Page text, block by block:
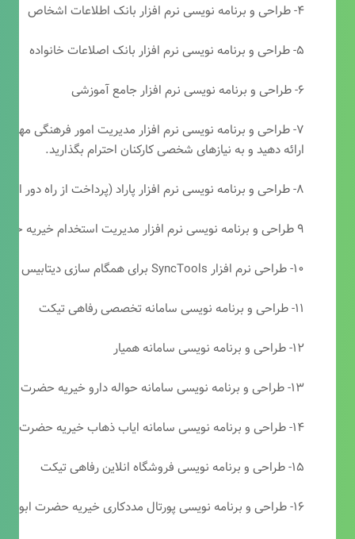
۴- طراحی و برنامه نویسی نرم افزار بانک اطلاعات اشخاص
۵- طراحی و برنامه نویسی نرم افزار بانک اصلاعات خانواده
۶- طراحی و برنامه نویسی نرم افزار جامع آموزشی
۷- طراحی و برنامه نویسی نرم افزار مدیریت امور فرهنگی
ارائه دهید و به نیازهای شخصی کارکنان احترام بگذارید.
۸- طراحی و برنامه نویسی نرم افزار پاراد (پرداخت از راه دور انجمن مددکاری امام زمان(عج))
۹ طراحی و برنامه نویسی نرم افزار مدیریت استخدام خیریه حضرت ابوالفضل (ع)
۱۰- طراحی نرم افزار SyncTools برای همگام سازی دیتابیس های SQL Server
۱۱- طراحی و برنامه نویسی سامانه تخصصی رفاهی تیکت
۱۲- طراحی و برنامه نویسی سامانه همیار
۱۳- طراحی و برنامه نویسی سامانه حواله دارو خیریه حضرت ابوالفضل (ع)
۱۴- طراحی و برنامه نویسی سامانه ایاب ذهاب خیریه حضرت ابوالفضل (ع)
۱۵- طراحی و برنامه نویسی فروشگاه انلاین رفاهی تیکت
۱۶- طراحی و برنامه نویسی پورتال مددکاری خیریه حضرت ابوالفضل (ع)